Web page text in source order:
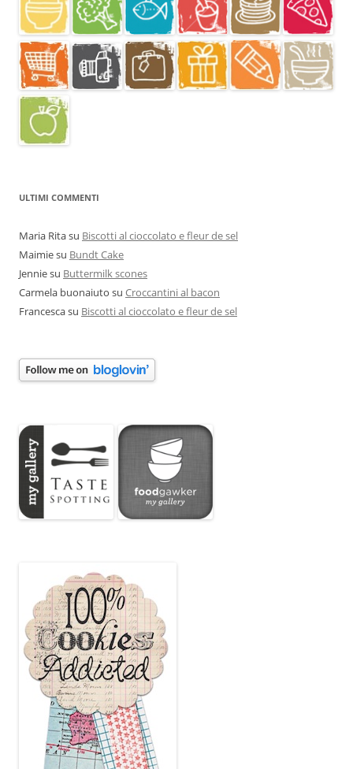
ULTIMI COMMENTI
Maria Ritasu Biscotti al cioccolato e fleur de sel
Maimiesu Bundt Cake
Jenniesu Buttermilk scones
Carmela buonaiuto su Croccantini al bacon
Francescasu Biscotti al cioccolato e fleur de sel